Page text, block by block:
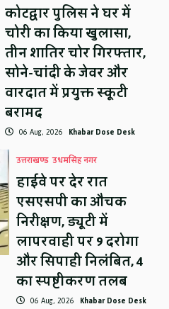
कोटद्वार पुलिस ने घर में
चोरी का किया खुलासा,
तीन शातिर चोर गिरफ्तार,
सोने-चांदी के जेवर और
वारदात में प्रयुक्त स्कूटी
बरामद
06 Aug, 2026 Khabar Dose Desk
उत्तराखण्ड उधमसिंह नगर
हाईवे पर देर रात
एसएसपी का औचक
निरीक्षण, ड्यूटी में
लापरवाही पर 9 दरोगा
और सिपाही निलंबित, 4
का स्पष्टीकरण तलब
06 Aug, 2026 Khabar Dose Desk